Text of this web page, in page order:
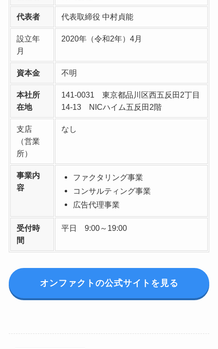
代表者 代表取締役 中村貞能
設立年
月
2020年（令和2年）4月
資本金 不明
本社所
在地
141-0031 東京都品川区西五反田2丁目
14-13 NICハイム五反田2階
支店
（営業
所）
なし
事業内
容
ファクタリング事業
コンサルティング事業
広告代理事業
受付時
間
平日 9:00～19:00
オンファクトの公式サイトを見る